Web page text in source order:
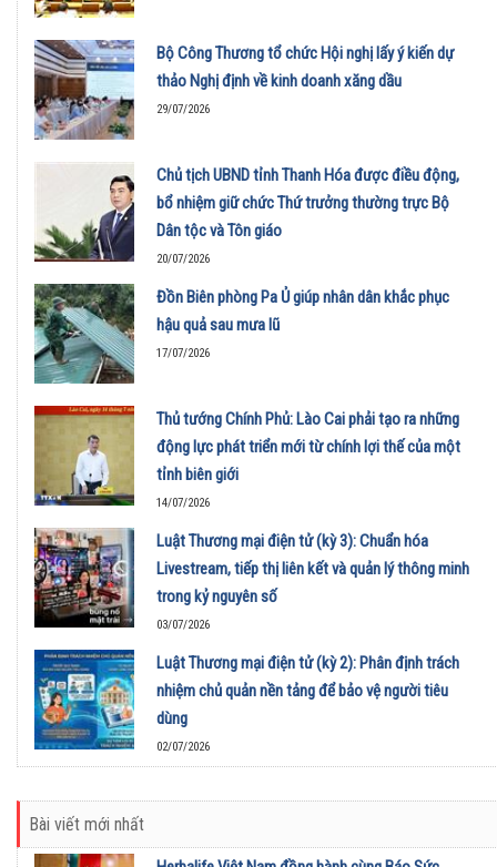
Bộ Công Thương tổ chức Hội nghị lấy ý kiến dự
thảo Nghị định về kinh doanh xăng dầu
29/07/2026
Chủ tịch UBND tỉnh Thanh Hóa được điều động,
bổ nhiệm giữ chức Thứ trưởng thường trực Bộ
Dân tộc và Tôn giáo
20/07/2026
Đồn Biên phòng Pa Ủ giúp nhân dân khắc phục
hậu quả sau mưa lũ
17/07/2026
Thủ tướng Chính Phủ: Lào Cai phải tạo ra những
động lực phát triển mới từ chính lợi thế của một
tỉnh biên giới
14/07/2026
Luật Thương mại điện tử (kỳ 3): Chuẩn hóa
Livestream, tiếp thị liên kết và quản lý thông minh
trong kỷ nguyên số
03/07/2026
Luật Thương mại điện tử (kỳ 2): Phân định trách
nhiệm chủ quản nền tảng để bảo vệ người tiêu
dùng
02/07/2026
Bài viết mới nhất